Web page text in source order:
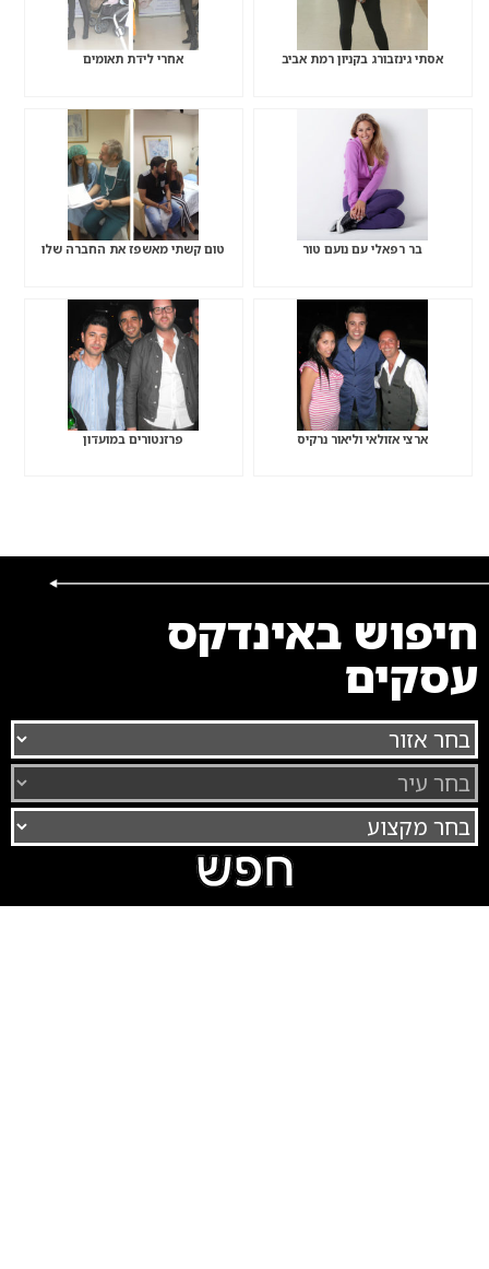
אסתי גינזבורג בקניון רמת אביב אחרי לידת תאומים
בר רפאלי עם נועם טור טום קשתי מאשפז את החברה שלו
ארצי אזולאי וליאור נרקיס פרזנטורים במועדון
חיפוש באינדקס
עסקים